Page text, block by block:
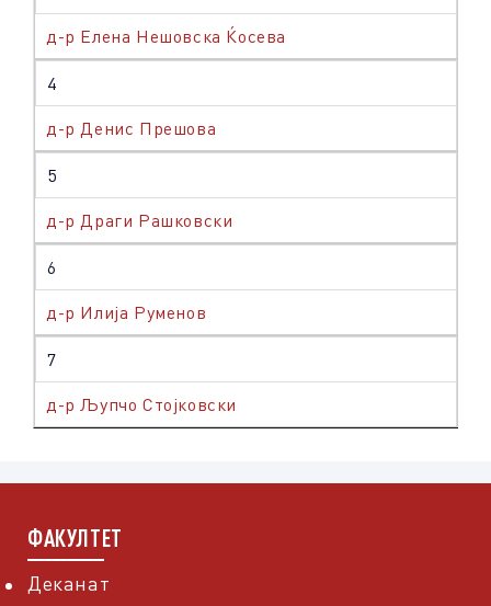
д-р Елена Нешовска Ќосева
4
д-р Денис Прешова
5
д-р Драги Рашковски
6
д-р Илија Руменов
7
д-р Љупчо Стојковски
ФАКУЛТЕТ
Деканат